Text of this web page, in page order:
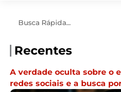
Recentes
A verdade oculta sobre o
redes sociais e a busca